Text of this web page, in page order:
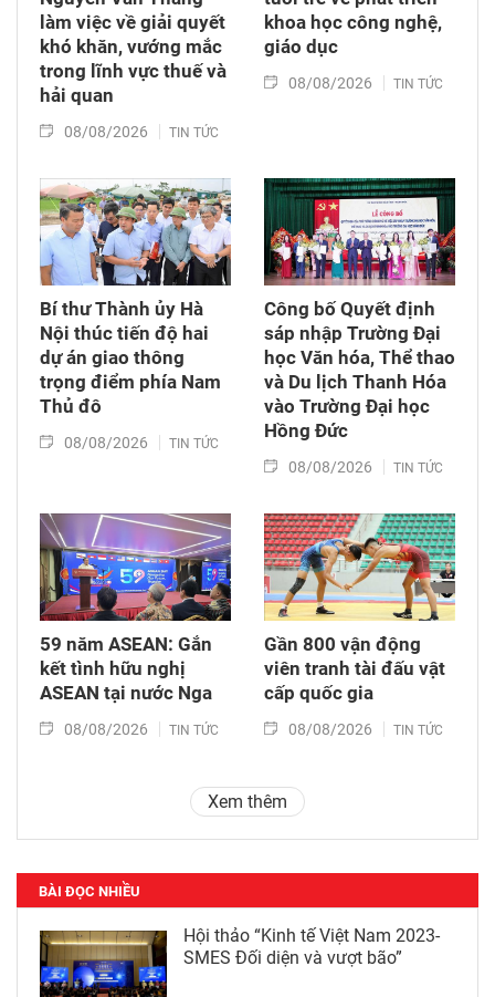
làm việc về giải quyết
khó khăn, vướng mắc
trong lĩnh vực thuế và
hải quan
08/08/2026 TIN TỨC
khoa học công nghệ,
giáo dục
08/08/2026 TIN TỨC
Bí thư Thành ủy Hà
Nội thúc tiến độ hai
dự án giao thông
trọng điểm phía Nam
Thủ đô
08/08/2026 TIN TỨC
Công bố Quyết định
sáp nhập Trường Đại
học Văn hóa, Thể thao
và Du lịch Thanh Hóa
vào Trường Đại học
Hồng Đức
08/08/2026 TIN TỨC
59 năm ASEAN: Gắn
kết tình hữu nghị
ASEAN tại nước Nga
08/08/2026 TIN TỨC
Gần 800 vận động
viên tranh tài đấu vật
cấp quốc gia
08/08/2026 TIN TỨC
Xem thêm
BÀI ĐỌC NHIỀU
Hội thảo “Kinh tế Việt Nam 2023-
SMES Đối diện và vượt bão”